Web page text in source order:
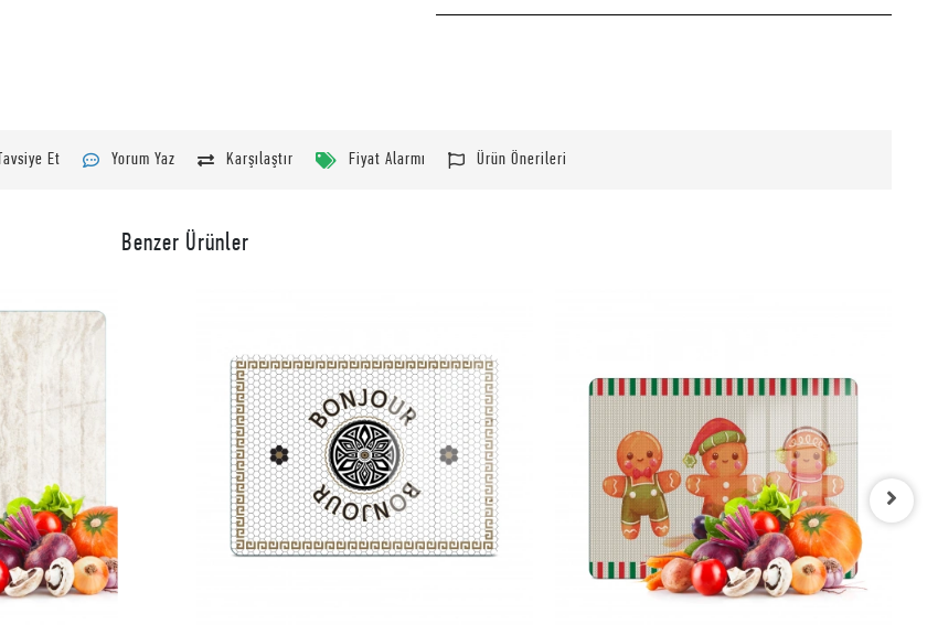
Tavsiye Et Yorum Yaz Karşılaştır Fiyat Alarmı Ürün Önerileri
Benzer Ürünler